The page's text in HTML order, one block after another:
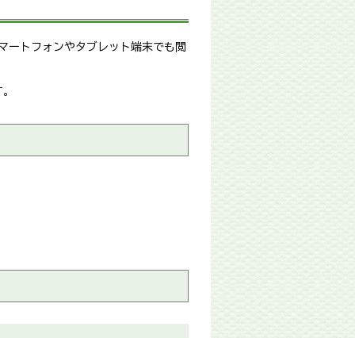
ートフォンやタブレット端末でも閲